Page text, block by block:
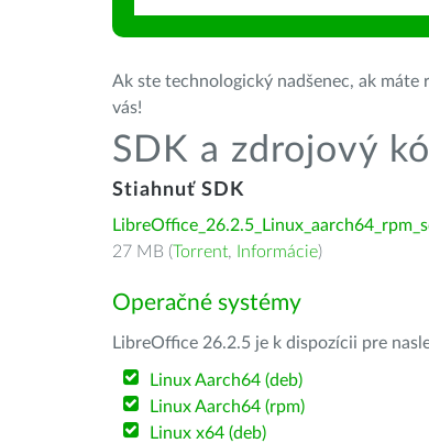
Ak ste technologický nadšenec, ak
vás!
SDK a zdrojový
Stiahnuť SDK
27 MB (Torrent, Informácie)
Operačné systémy
LibreOffice 26.2.5 je k dispozícii pre
Linux Aarch64 (deb)
Linux Aarch64 (rpm)
Linux x64 (deb)